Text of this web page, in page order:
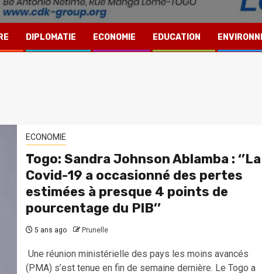
DIPLOMATIE ECONOMIE EDUCATION
ECONOMIE
Togo: Sandra Johnson Ablamba : ‘’La
Covid-19 a occasionné des pertes
estimées à presque 4 points de
pourcentage du PIB’’
5 ans ago Prunelle
Une réunion ministérielle des pays les moins avancés
(PMA) s’est tenue en fin de semaine dernière. Le Togo a